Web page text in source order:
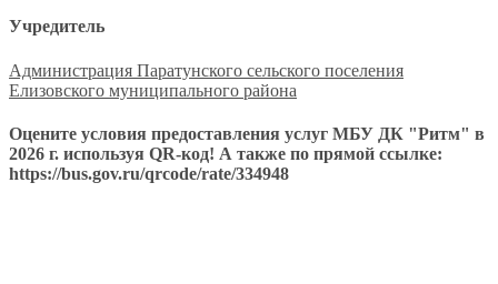
Учредитель
Администрация Паратунского сельского поселения
Елизовского муниципального района
Оцените условия предоставления услуг МБУ ДК "Ритм" в
2026 г. используя QR-код! А также по прямой ссылке:
https://bus.gov.ru/qrcode/rate/334948